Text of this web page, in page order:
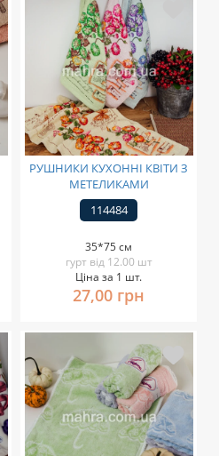
РУШНИКИ КУХОННІ КВІТИ З
МЕТЕЛИКАМИ
114484
35*75 см
гурт від 12.00 шт
Ціна за 1 шт.
27,00 грн